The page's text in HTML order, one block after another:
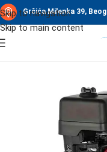
Skip to navigation
Skip to main content
Grčića Milenka 39,
Početna